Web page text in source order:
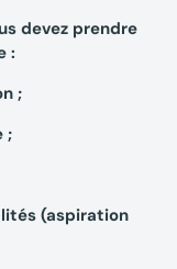
devez prendre
:
;
;
(aspiration